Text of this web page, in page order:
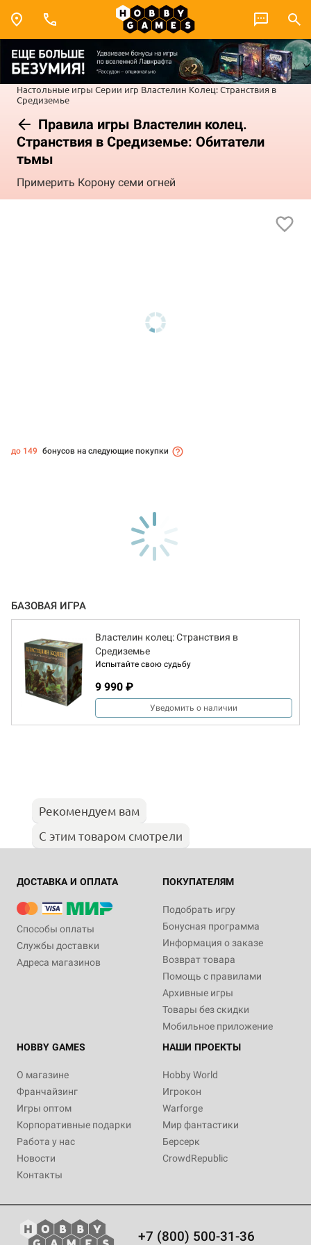
Настольные игры Серии игр Властелин Колец: Странствия в
Средиземье
Правила игры Властелин колец.
Странствия в Средиземье: Обитатели
тьмы
Примерить Корону семи огней
до 149 бонусов на следующие покупки
БАЗОВАЯ ИГРА
Властелин колец: Странствия в
Средиземье
Испытайте свою судьбу
9 990 ₽
Уведомить о наличии
Рекомендуем вам
С этим товаром смотрели
ДОСТАВКА И ОПЛАТА
Способы оплаты
Службы доставки
Адреса магазинов
ПОКУПАТЕЛЯМ
Подобрать игру
Бонусная программа
Информация о заказе
Возврат товара
Помощь с правилами
Архивные игры
Товары без скидки
Мобильное приложение
HOBBY GAMES
О магазине
Франчайзинг
Игры оптом
Корпоративные подарки
Работа у нас
Новости
Контакты
НАШИ ПРОЕКТЫ
Hobby World
Игрокон
Warforge
Мир фантастики
Берсерк
CrowdRepublic
+7 (800) 500-31-36